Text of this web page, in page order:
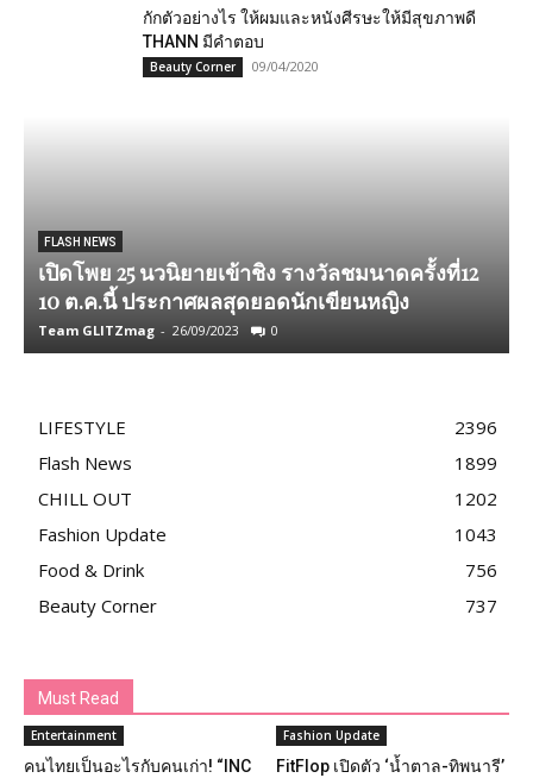
กักตัวอย่างไร ให้ผมและหนังศีรษะให้มีสุขภาพดี
THANN มีคำตอบ
Beauty Corner 09/04/2020
FLASH NEWS
เปิดโพย 25 นวนิยายเข้าชิง รางวัลชมนาดครั้งที่12
10 ต.ค.นี้ ประกาศผลสุดยอดนักเขียนหญิง
Team GLITZmag - 26/09/2023 0
LIFESTYLE
2396
Flash News
1899
CHILL OUT
1202
Fashion Update
1043
Food & Drink
756
Beauty Corner
737
Must Read
Entertainment
คนไทยเป็นอะไรกับคนเก่า! “INC
Fashion Update
FitFlop เปิดตัว ‘น้ำตาล-ทิพนารี’